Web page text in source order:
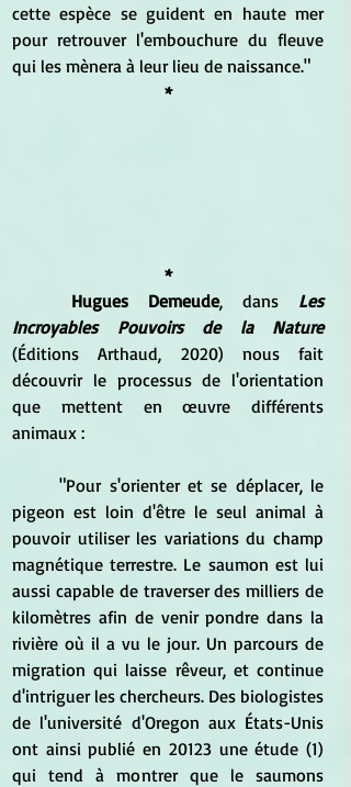
cette espèce se guident en haute mer
pour retrouver l'embouchure du fleuve
qui les mènera à leur lieu de naissance."
*
*
Hugues Demeude, dans Les
Incroyables Pouvoirs de la Nature
(Éditions Arthaud, 2020) nous fait
découvrir le processus de l'orientation
que mettent en œuvre différents
animaux :
	"Pour s'orienter et se déplacer, le
pigeon est loin d'être le seul animal à
pouvoir utiliser les variations du champ
magnétique terrestre. Le saumon est lui
aussi capable de traverser des milliers de
kilomètres afin de venir pondre dans la
rivière où il a vu le jour. Un parcours de
migration qui laisse rêveur, et continue
d'intriguer les chercheurs. Des biologistes
de l'université d'Oregon aux États-Unis
ont ainsi publié en 20123 une étude (1)
qui tend à montrer que le saumons